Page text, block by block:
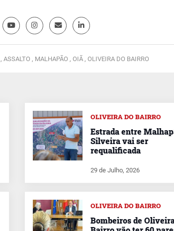
ASSALTO , MALHAPÃO , OIÃ , OLIVEIRA DO BAIRRO
OLIVEIRA DO BAIRRO
Estrada entre
Silveira vai ser
requalificada
29 de Julho, 2026
OLIVEIRA DO BAIRRO
Bombeiros de